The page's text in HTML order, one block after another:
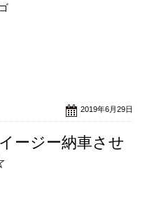
2019年6月29日
ージー納車させ